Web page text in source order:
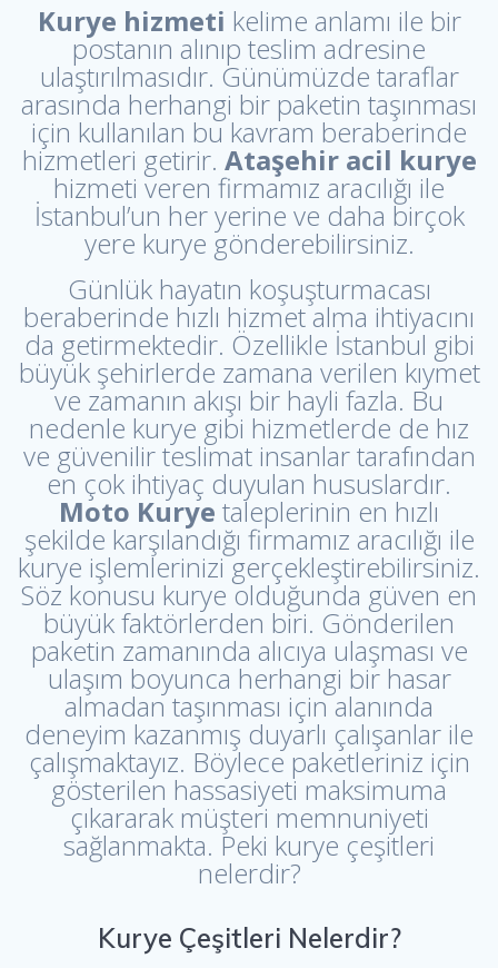
Kurye hizmeti kelime anlamı ile bir
postanın alınıp teslim adresine
ulaştırılmasıdır. Günümüzde taraflar
arasında herhangi bir paketin taşınması
için kullanılan bu kavram beraberinde
hizmetleri getirir. Ataşehir acil kurye
hizmeti veren firmamız aracılığı ile
İstanbul’un her yerine ve daha birçok
yere kurye gönderebilirsiniz.
Günlük hayatın koşuşturmacası
beraberinde hızlı hizmet alma ihtiyacını
da getirmektedir. Özellikle İstanbul gibi
büyük şehirlerde zamana verilen kıymet
ve zamanın akışı bir hayli fazla. Bu
nedenle kurye gibi hizmetlerde de hız
ve güvenilir teslimat insanlar tarafından
en çok ihtiyaç duyulan hususlardır.
Moto Kurye taleplerinin en hızlı
şekilde karşılandığı firmamız aracılığı ile
kurye işlemlerinizi gerçekleştirebilirsiniz.
Söz konusu kurye olduğunda güven en
büyük faktörlerden biri. Gönderilen
paketin zamanında alıcıya ulaşması ve
ulaşım boyunca herhangi bir hasar
almadan taşınması için alanında
deneyim kazanmış duyarlı çalışanlar ile
çalışmaktayız. Böylece paketleriniz için
gösterilen hassasiyeti maksimuma
çıkararak müşteri memnuniyeti
sağlanmakta. Peki kurye çeşitleri
nelerdir?
Kurye Çeşitleri Nelerdir?